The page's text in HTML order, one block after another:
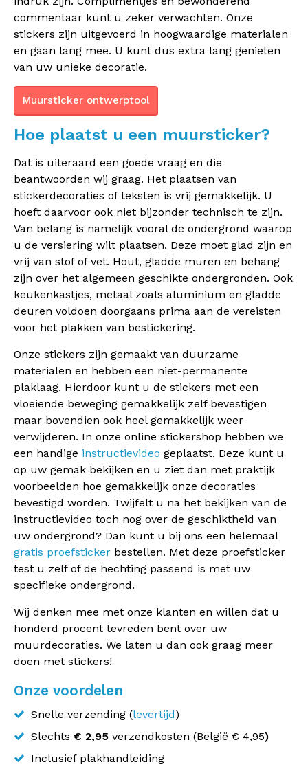
commentaar kunt u zeker verwachten. Onze
stickers zijn uitgevoerd in hoogwaardige materialen
en gaan lang mee. U kunt dus extra lang genieten
van uw unieke decoratie.
Muursticker ontwerptool
Hoe plaatst u een muursticker?
Dat is uiteraard een goede vraag en die
beantwoorden wij graag. Het plaatsen van
stickerdecoraties of teksten is vrij gemakkelijk. U
hoeft daarvoor ook niet bijzonder technisch te zijn.
Van belang is namelijk vooral de ondergrond waarop
u de versiering wilt plaatsen. Deze moet glad zijn en
vrij van stof of vet. Hout, gladde muren en behang
zijn over het algemeen geschikte ondergronden. Ook
keukenkastjes, metaal zoals aluminium en gladde
deuren voldoen doorgaans prima aan de vereisten
voor het plakken van bestickering.
Onze stickers zijn gemaakt van duurzame
materialen en hebben een niet-permanente
plaklaag. Hierdoor kunt u de stickers met een
vloeiende beweging gemakkelijk zelf bevestigen
maar bovendien ook heel gemakkelijk weer
verwijderen. In onze online stickershop hebben we
een handige instructievideo geplaatst. Deze kunt u
op uw gemak bekijken en u ziet dan met praktijk
voorbeelden hoe gemakkelijk onze decoraties
bevestigd worden. Twijfelt u na het bekijken van de
instructievideo toch nog over de geschiktheid van
uw ondergrond? Dan kunt u bij ons een helemaal
gratis proefsticker bestellen. Met deze proefsticker
test u zelf of de hechting passend is met uw
specifieke ondergrond.
Wij denken mee met onze klanten en willen dat u
honderd procent tevreden bent over uw
muurdecoraties. We laten u dan ook graag meer
doen met stickers!
Onze voordelen
Snelle verzending (levertijd)
Slechts € 2,95 verzendkosten (België € 4,95)
Inclusief plakhandleiding